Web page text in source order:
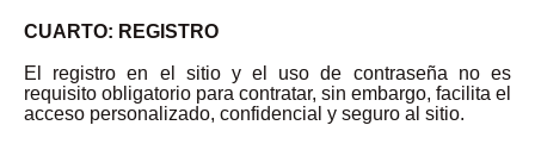
CUARTO: REGISTRO
El registro en el sitio y el uso de contraseña no es
requisito obligatorio para contratar, sin embargo, facilita el
acceso personalizado, confidencial y seguro al sitio.